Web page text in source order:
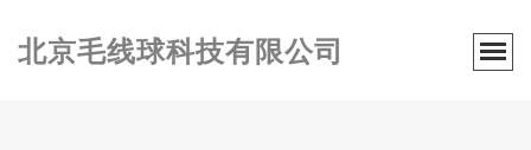
北京毛线球科技有限公司